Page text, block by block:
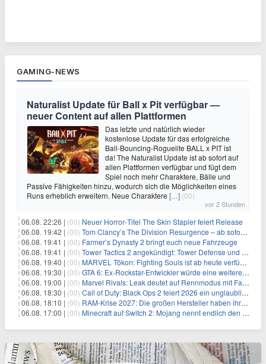
GAMING-NEWS
Naturalist Update für Ball x Pit verfügbar —
neuer Content auf allen Plattformen
Das letzte und natürlich wieder
kostenlose Update für das erfolgreiche
Ball-Bouncing-Roguelite BALL x PIT ist
da! The Naturalist Update ist ab sofort auf
allen Plattformen verfügbar und fügt dem
Spiel noch mehr Charaktere, Bälle und
Passive Fähigkeiten hinzu, wodurch sich die Möglichkeiten eines
Runs erheblich erweitern. Neue Charaktere […] (00)
vor 2 Stunden
06.08. 22:26 | (00) Neuer Horror‑Titel The Skin Stapler feiert Release
06.08. 19:42 | (00) Tom Clancy’s The Division Resurgence – ab sofort für euch verfügbar
06.08. 19:41 | (00) Farmer’s Dynasty 2 bringt euch neue Fahrzeuge
06.08. 19:41 | (00) Tower Tactics 2 angekündigt: Tower Defense und Deckbuilding Kombo kehrt zurück
06.08. 19:40 | (00) MARVEL Tōkon: Fighting Souls ist ab heute verfügbar
06.08. 19:30 | (00) GTA 6: Ex-Rockstar-Entwickler würde eine weitere Verschiebung nicht überraschen
06.08. 19:00 | (00) Marvel Rivals: Leak deutet auf Rennmodus mit Fahrzeugen hin
06.08. 18:30 | (00) Call of Duty: Black Ops 2 feiert 2026 ein unglaubliches Comeback
06.08. 18:10 | (00) RAM-Krise 2027: Die großen Hersteller haben ihre Produktion offenbar schon verkauft
06.08. 17:00 | (00) Minecraft auf Switch 2: Mojang nennt endlich den Releasetermin